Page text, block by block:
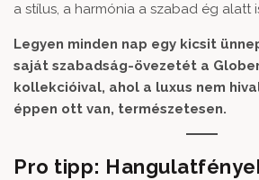
a stílus, a harmónia a szabad ég alatt
Legyen minden nap egy kicsit
saját szabadság-övezetét a
kollekcióival, ahol a luxus nem
éppen ott van, természetesen.
Pro tipp: